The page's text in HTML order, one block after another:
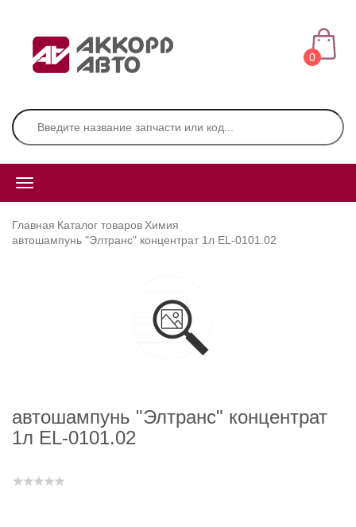
0
Главная Каталог товаров Химия
автошампунь "Элтранс" концентрат 1л EL-0101.02
автошампунь "Элтранс" концентрат
1л EL-0101.02